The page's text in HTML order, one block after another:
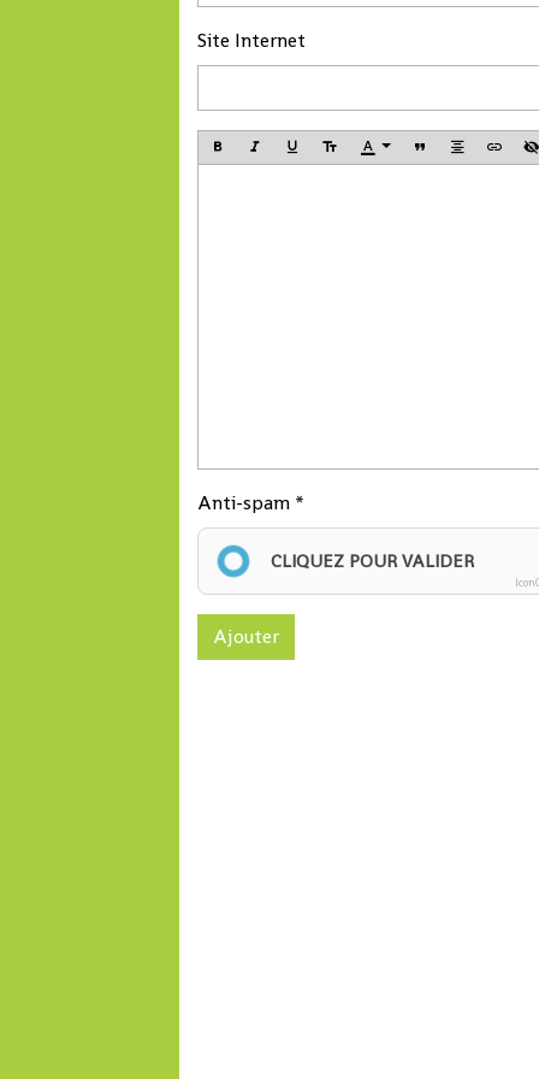
Site Internet
Anti-spam
CLIQUEZ POUR VALIDER
Ajouter